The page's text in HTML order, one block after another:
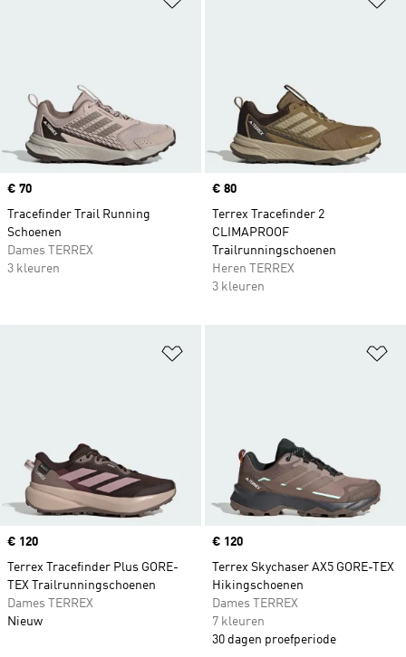
Price
€ 70
Tracefinder Trail Running
Schoenen
Dames TERREX
3 kleuren
Price
€ 80
Terrex Tracefinder 2
CLIMAPROOF
Trailrunningschoenen
Heren TERREX
3 kleuren
Price
€ 120
Terrex Tracefinder Plus GORE-
TEX Trailrunningschoenen
Dames TERREX
Nieuw
Price
€ 120
Terrex Skychaser AX5 GORE-TEX
Hikingschoenen
Dames TERREX
7 kleuren
30 dagen proefperiode